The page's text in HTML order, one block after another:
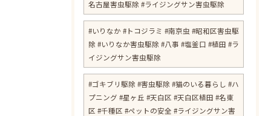
名古屋害虫駆除 #ライジングサン害虫駆除
#いりなか #トコジラミ #南京虫 #昭和区害虫駆
除 #いりなか害虫駆除 #八事 #塩釜口 #植田 #ラ
イジングサン害虫駆除
​#ゴキブリ駆除 #害虫駆除 #猫のいる暮らし #ハ
プニング #星ヶ丘 #天白区 #天白区植田 #名東
区 #千種区 #ペットの安全 #ライジングサン害